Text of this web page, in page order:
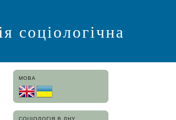
МОВА
СОЦІОЛОГІЯ В ЛНУ...